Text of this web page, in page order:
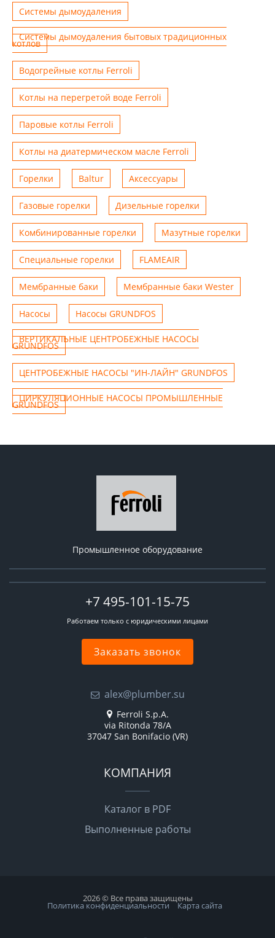
Системы дымоудаления
Системы дымоудаления бытовых традиционных
котлов
Водогрейные котлы Ferroli
Котлы на перегретой воде Ferroli
Паровые котлы Ferroli
Котлы на диатермическом масле Ferroli
Горелки Baltur Аксессуары
Газовые горелки Дизельные горелки
Комбинированные горелки Мазутные горелки
Специальные горелки FLAMEAIR
Мембранные баки Мембранные баки Wester
Насосы Насосы GRUNDFOS
ВЕРТИКАЛЬНЫЕ ЦЕНТРОБЕЖНЫЕ НАСОСЫ
GRUNDFOS
ЦЕНТРОБЕЖНЫЕ НАСОСЫ "ИН-ЛАЙН" GRUNDFOS
ЦИРКУЛЯЦИОННЫЕ НАСОСЫ ПРОМЫШЛЕННЫЕ
GRUNDFOS
Промышленное оборудование
+7 495-101-15-75
Работаем только с юридическими лицами
Заказать звонок
alex@plumber.su
Ferroli S.p.A.
via Ritonda 78/A
37047 San Bonifacio (VR)
КОМПАНИЯ
Каталог в PDF
Выполненные работы
2026 © Все права защищены
Политика конфиденциальности Карта сайта